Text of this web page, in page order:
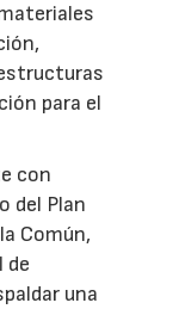
para el
con
del Plan
Común,
de
una